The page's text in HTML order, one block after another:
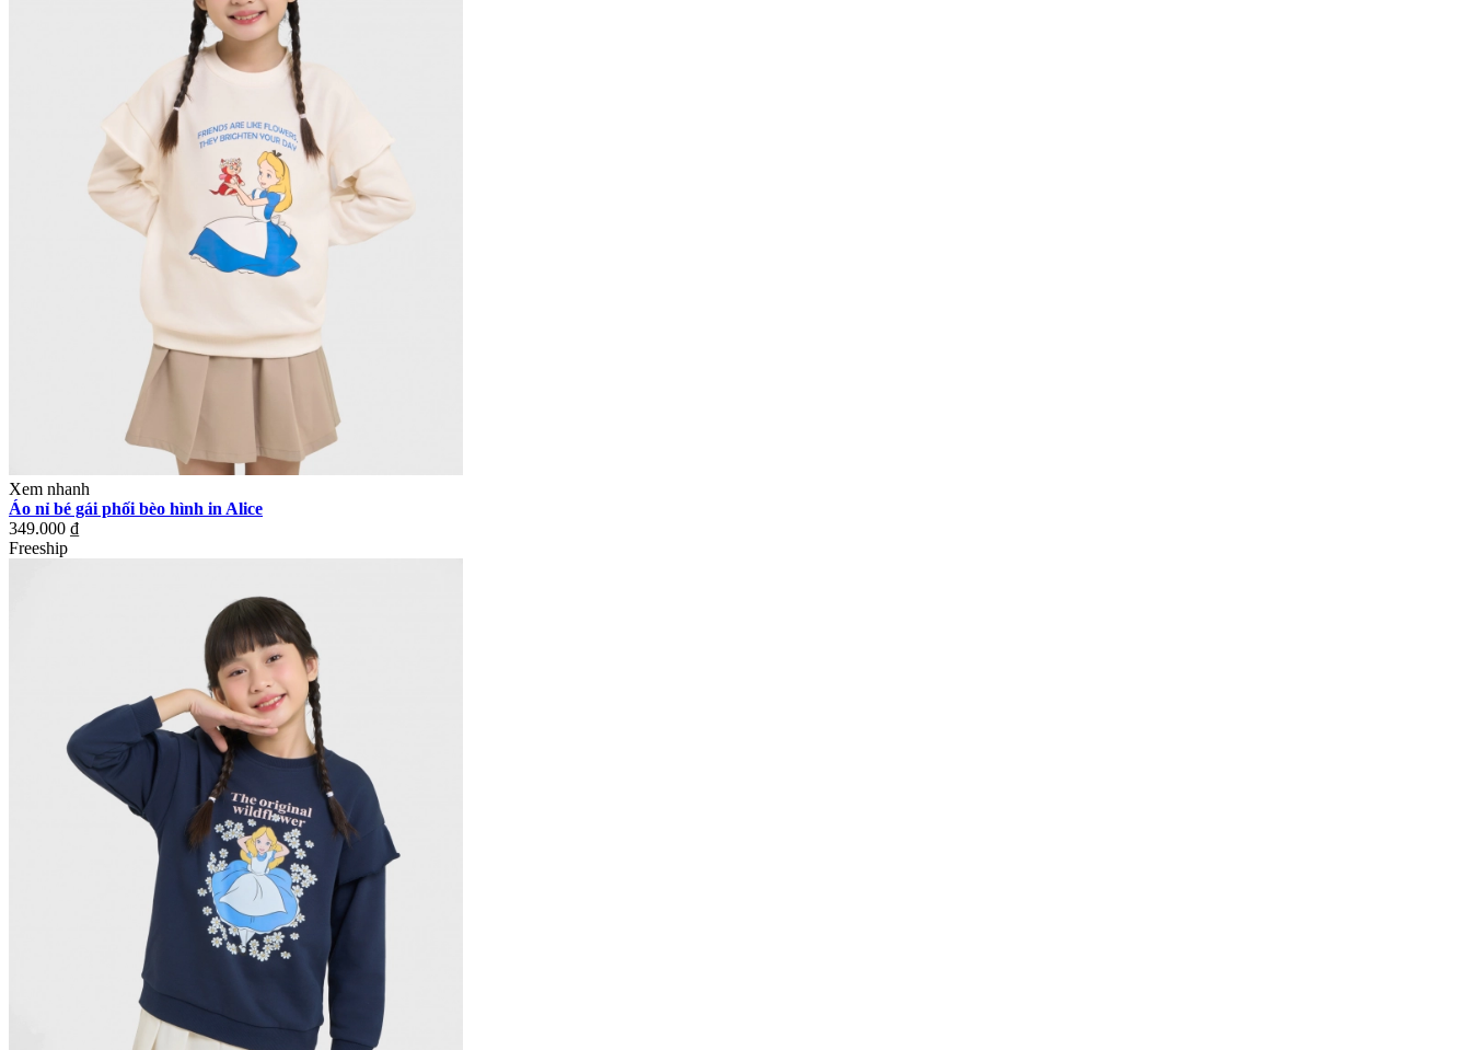
Xem nhanh
Áo nỉ bé gái phối bèo hình in Alice
349.000 ₫
Freeship